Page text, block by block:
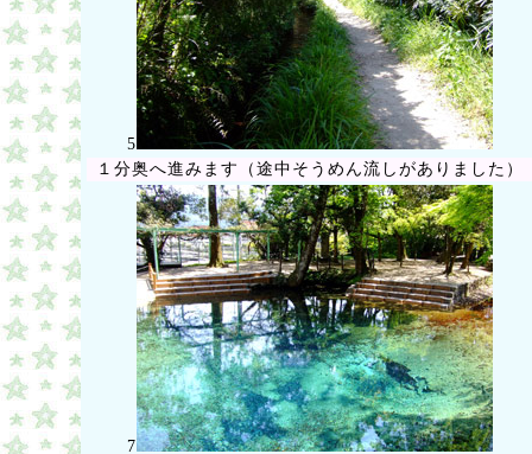
5
１分奥へ進みます（途中そうめん流しがありました）
7